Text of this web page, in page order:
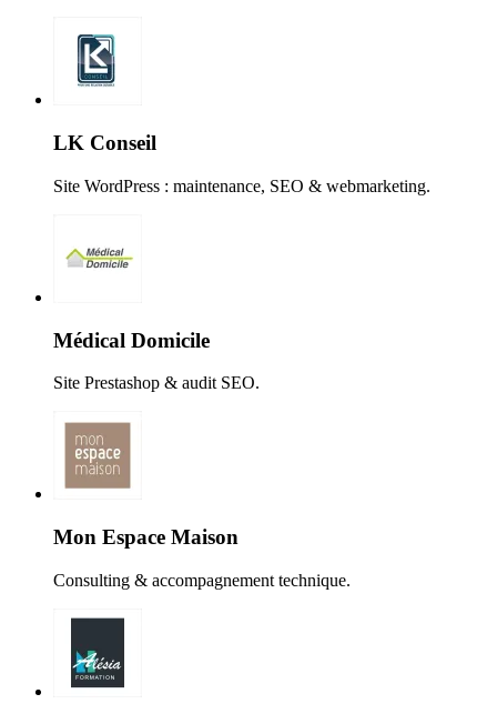
LK Conseil
Site WordPress : maintenance, SEO & webmarketing.
Médical Domicile
Site Prestashop & audit SEO.
Mon Espace Maison
Consulting & accompagnement technique.